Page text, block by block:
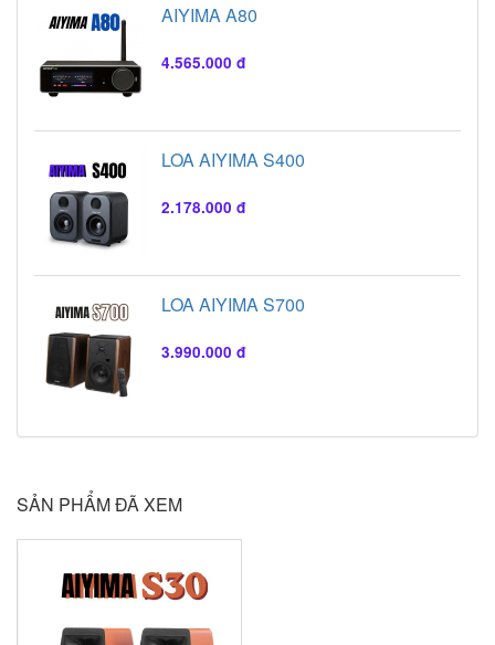
AIYIMA A80
4.565.000 đ
LOA AIYIMA S400
2.178.000 đ
LOA AIYIMA S700
3.990.000 đ
SẢN PHẨM ĐÃ XEM